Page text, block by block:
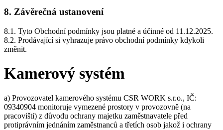
8. Závěrečná ustanovení
8.1. Tyto Obchodní podmínky jsou platné a účinné od 11.12.2025.
8.2. Prodávající si vyhrazuje právo obchodní podmínky kdykoli
změnit.
Kamerový systém
a) Provozovatel kamerového systému CSR WORK s.r.o., IČ:
09340904 monitoruje vymezené prostory v provozovně (na
pracovišti) z důvodu ochrany majetku zaměstnavatele před
protiprávním jednáním zaměstnanců a třetích osob jakož i ochrany